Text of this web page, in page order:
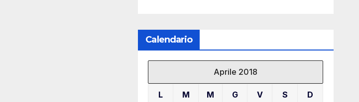
Calendario
Aprile 2018
L M M G V S D